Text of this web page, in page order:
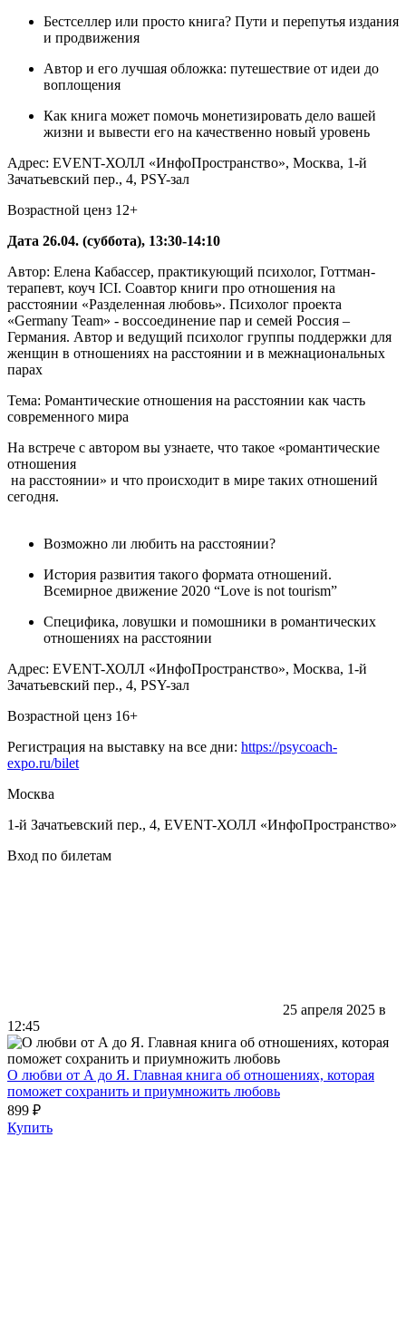
Бестселлер или просто книга? Пути и перепутья издания
и продвижения
Автор и его лучшая обложка: путешествие от идеи до
воплощения
Как книга может помочь монетизировать дело вашей
жизни и вывести его на качественно новый уровень
Адрес: EVENT-ХОЛЛ «ИнфоПространство», Москва, 1-й
Зачатьевский пер., 4, PSY-зал
Возрастной ценз 12+
Дата 26.04. (суббота), 13:30-14:10
Автор: Елена Кабассер, практикующий психолог, Готтман-
терапевт, коуч ICI. Соавтор книги про отношения на
расстоянии «Разделенная любовь». Психолог проекта
«Germany Team» - воссоединение пар и семей Россия –
Германия. Автор и ведущий психолог группы поддержки для
женщин в отношениях на расстоянии и в межнациональных
парах
Тема: Романтические отношения на расстоянии как часть
современного мира
На встрече с автором вы узнаете, что такое «романтические
отношения
на расстоянии» и что происходит в мире таких отношений
сегодня.
Возможно ли любить на расстоянии?
История развития такого формата отношений.
Всемирное движение 2020 “Love is not tourism”
Специфика, ловушки и помошники в романтических
отношениях на расстоянии
Адрес: EVENT-ХОЛЛ «ИнфоПространство», Москва, 1-й
Зачатьевский пер., 4, PSY-зал
Возрастной ценз 16+
Регистрация на выставку на все дни: https://psycoach-
expo.ru/bilet
Москва
1-й Зачатьевский пер., 4, EVENT-ХОЛЛ «ИнфоПространство»
Вход по билетам
25 апреля 2025 в
12:45
О любви от А до Я. Главная книга об отношениях, которая
поможет сохранить и приумножить любовь
899 ₽
Купить